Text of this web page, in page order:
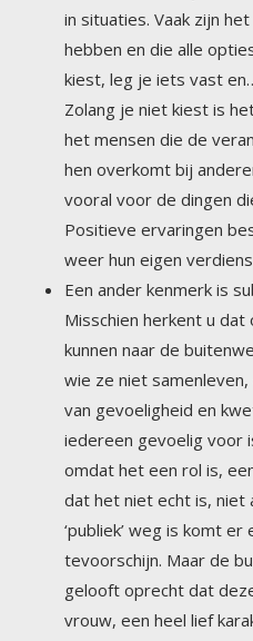
weer hun eigen
Een ander kenmerk is
Misschien herkent u dat
kunnen naar de
wie ze niet samenleven,
van gevoeligheid en
iedereen gevoelig voor is.
omdat het een rol is, een
dat het niet echt is, niet
‘publiek’ weg is komt
tevoorschijn. Maar de
gelooft oprecht dat deze
vrouw, een heel lief
een ook heel kwetsbaar.